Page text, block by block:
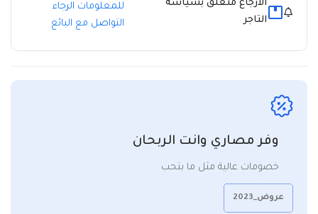
الارجاع متعلق بسياسة
التاجر
للمعلومات الرجاء
التواصل مع البائع
وفر مصاري وانت الربحان
خصومات عالية مثل ما بتحب
عروض_2023